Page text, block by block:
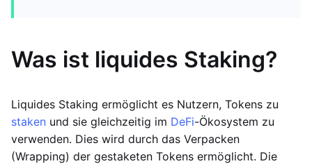
Was ist liquides Staking?
Liquides Staking ermöglicht es Nutzern, Tokens zu
staken und sie gleichzeitig im DeFi-Ökosystem zu
verwenden. Dies wird durch das Verpacken
(Wrapping) der gestaketen Tokens ermöglicht. Die